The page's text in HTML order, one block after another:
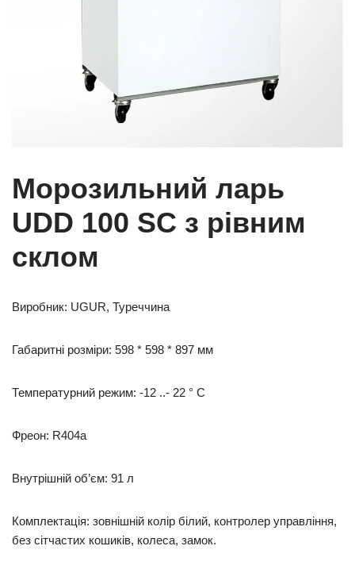
Морозильний ларь
UDD 100 SC з рівним
склом
Виробник: UGUR, Туреччина
Габаритні розміри: 598 * 598 * 897 мм
Температурний режим: -12 ..- 22 ° С
Фреон: R404a
Внутрішній об’єм: 91 л
Комплектація: зовнішній колір білий, контролер управління,
без сітчастих кошиків, колеса, замок.